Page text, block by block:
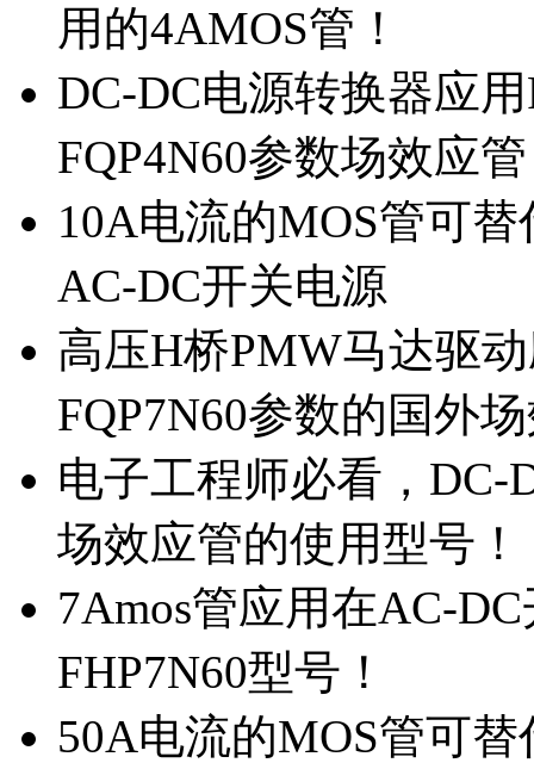
用的4AMOS管！
DC-DC电源转换器应
FQP4N60参数场效应
10A电流的MOS管可
AC-DC开关电源
高压H桥PMW马达驱
FQP7N60参数的国外
电子工程师必看，DC-
场效应管的使用型号！
7Amos管应用在AC-
FHP7N60型号！
50A电流的MOS管可